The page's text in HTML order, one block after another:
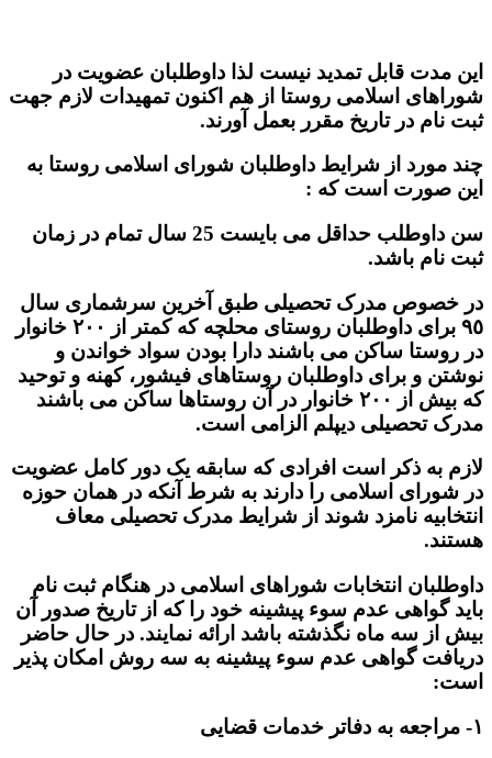
این مدت قابل تمدید نیست لذا داوطلبان عضویت در
شوراهای اسلامی روستا از هم اکنون تمهیدات لازم جهت
ثبت نام در تاریخ مقرر بعمل آورند.
چند مورد از شرایط داوطلبان شورای اسلامی روستا به
این صورت است که :
سن داوطلب حداقل می بایست 25 سال تمام در زمان
ثبت نام باشد.
در خصوص مدرک تحصیلی طبق آخرین سرشماری سال
٩٥ برای داوطلبان روستای محلچه که کمتر از ٢٠٠ خانوار
در روستا ساکن می باشند دارا بودن سواد خواندن و
نوشتن و برای داوطلبان روستاهای فیشور، کهنه و توحید
که بیش از ٢٠٠ خانوار در آن روستاها ساکن می باشند
مدرک تحصیلی دیپلم الزامی است.
لازم به ذکر است افرادی که سابقه یک دور کامل عضویت
در شورای اسلامی را دارند به شرط آنکه در همان حوزه
انتخابیه نامزد شوند از شرایط مدرک تحصیلی معاف
هستند.
داوطلبان انتخابات شوراهای اسلامی در هنگام ثبت نام
باید گواهی عدم سوء پیشینه خود را که از تاریخ صدور آن
بیش از سه ماه نگذشته باشد ارائه نمایند. در حال حاضر
دریافت گواهی عدم سوء پیشینه به سه روش امکان پذیر
است:
١- مراجعه به دفاتر خدمات قضایی